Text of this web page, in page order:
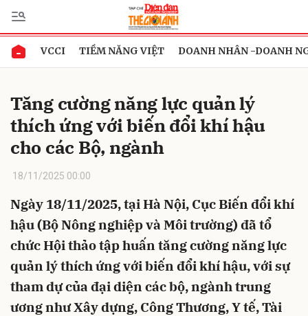
VCCI TIỀM NĂNG VIỆT DOANH NHÂN -DOANH
Tăng cường năng lực quản lý
thích ứng với biến đổi khí hậu
cho các Bộ, ngành
18/11/2025 00:00
Ngày 18/11/2025, tại Hà Nội, Cục Biến đổi khí
hậu (Bộ Nông nghiệp và Môi trường) đã tổ
chức Hội thảo tập huấn tăng cường năng lực
quản lý thích ứng với biến đổi khí hậu, với sự
tham dự của đại diện các bộ, ngành trung
ương như Xây dựng, Công Thương, Y tế, Tài
Gửi bình luận
Hủy Gửi